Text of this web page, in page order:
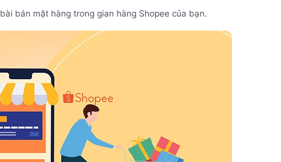
bán mặt hàng trong gian hàng Shopee của bạn.